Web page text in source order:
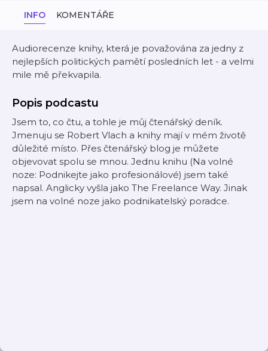
INFO KOMENTÁŘE
Audiorecenze knihy, která je považována za jedny z
nejlepších politických pamětí posledních let - a velmi
mile mě překvapila.
Popis podcastu
Jsem to, co čtu, a tohle je můj čtenářský deník.
Jmenuju se Robert Vlach a knihy mají v mém životě
důležité místo. Přes čtenářský blog je můžete
objevovat spolu se mnou. Jednu knihu (Na volné
noze: Podnikejte jako profesionálové) jsem také
napsal. Anglicky vyšla jako The Freelance Way. Jinak
jsem na volné noze jako podnikatelský poradce.